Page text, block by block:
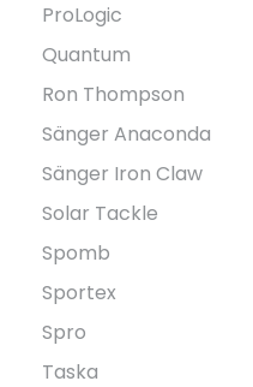
ProLogic
Quantum
Ron Thompson
Sänger Anaconda
Sänger Iron Claw
Solar Tackle
Spomb
Sportex
Spro
Taska